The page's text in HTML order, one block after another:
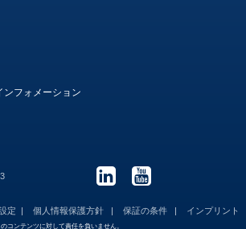
ンフォメーション
定 個人情報保護方針 保証の条件 インプリント
コンテンツに対して責任を負いません。